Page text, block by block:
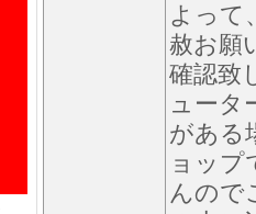
よって
赦お願
確認致
ュータ
がある
ョップ
んので